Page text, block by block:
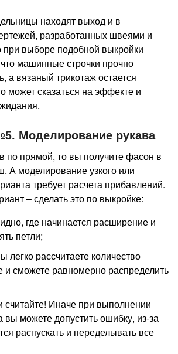
находят выход и в
разработанных швеями и
выборе подобной выкройки
машинные строчки прочно
а вязаный трикотаж остается
может сказаться на эффекте и
Моделирование рукава
по прямой, то вы получите фасон в
А моделирование узкого или
требует расчета прибавлений.
– сделать это по выкройке:
где начинается расширение и
петли;
легко рассчитаете количество
и сможете равномерно распределить
считайте! Иначе при выполнении
вы можете допустить ошибку, из-за
распускать и переделывать все